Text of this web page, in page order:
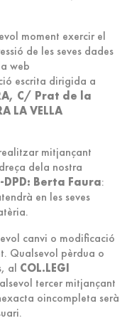
moment exercir el
de les seves dades
web
escrita dirigida a
C/ Prat de la
LA VELLA
mitjançant
dela nostra
Berta Faura:
en les seves
canvi o modificació
Qualsevol pèrdua o
al COL.LEGI
tercer mitjançant
oincompleta serà